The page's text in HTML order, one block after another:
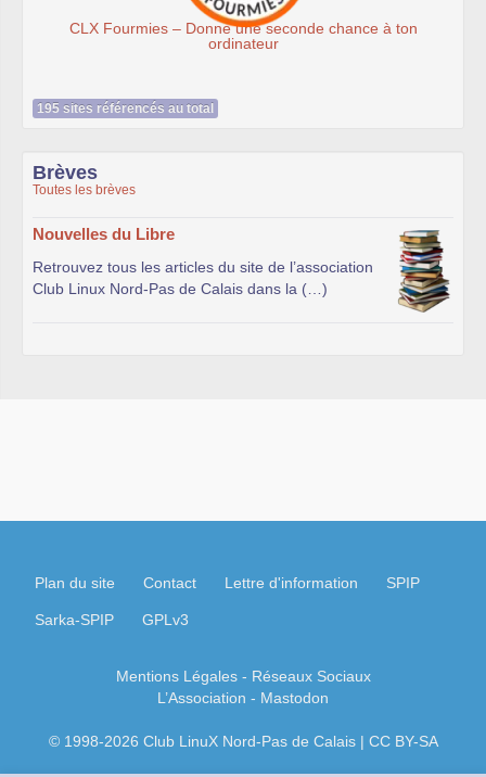
Fourmies – Donne une seconde chance à ton
195 sites référencés au total
Brèves
Toutes les brèves
Nouvelles du Libre
Retrouvez tous les articles du site de l’association
Club Linux Nord-Pas de Calais dans la (…)
Plan du site Contact Lettre d'information SPIP
Sarka-SPIP GPLv3
Mentions Légales- Réseaux Sociaux
L’Association - Mastodon
© 1998-2026 Club LinuX Nord-Pas de Calais | CC BY-SA